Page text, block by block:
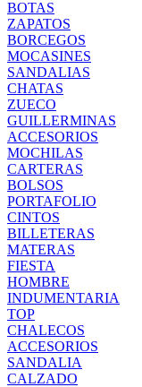
BOTAS
ZAPATOS
BORCEGOS
MOCASINES
SANDALIAS
CHATAS
ZUECO
GUILLERMINAS
ACCESORIOS
MOCHILAS
CARTERAS
BOLSOS
PORTAFOLIO
CINTOS
BILLETERAS
MATERAS
FIESTA
HOMBRE
INDUMENTARIA
TOP
CHALECOS
ACCESORIOS
SANDALIA
CALZADO